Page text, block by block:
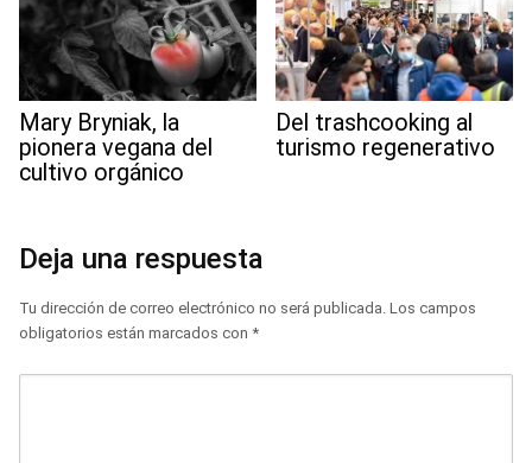
Mary Bryniak, la
pionera vegana del
cultivo orgánico
Del trashcooking al
turismo regenerativo
Deja una respuesta
Tu dirección de correo electrónico no será publicada. Los campos
obligatorios están marcados con *